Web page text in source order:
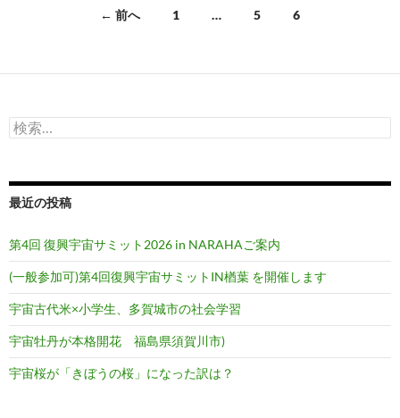
ナ
ゲ
シ
ョ
ン
← 前へ 1 … 5 6
検
索:
最近の投稿
第4回 復興宇宙サミット2026 in NARAHAご案内
(一般参加可)第4回復興宇宙サミットIN楢葉 を開催します
宇宙古代米×小学生、多賀城市の社会学習
宇宙牡丹が本格開花 福島県須賀川市)
宇宙桜が「きぼうの桜」になった訳は？